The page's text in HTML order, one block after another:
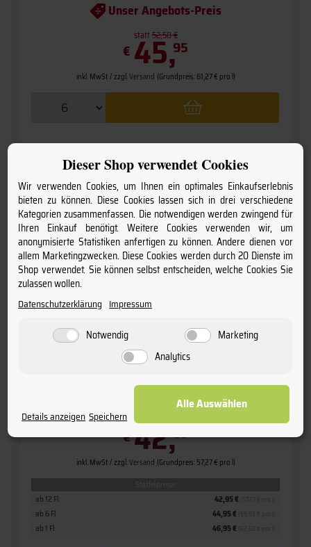
Unser Angebots-Preis
statt52,50 €
€ 45,95
inkl. MwSt. / zzgl.Versand (Grundpreis: 61,27 € pro l)
2016 Château Bouscaut
» Pessac-Léognan «
€42,95
inkl. MwSt. / zzgl.Versand (Grundpreis: 57,27 € pro l)
ab 1 Fl. 46,95 €
ab 6 Fl. 44,95 €
ab 12 Fl. 42,95 €
Dieser Shop verwendet Cookies
Wir verwenden Cookies, um Ihnen ein optimales Einkaufserlebnis
bieten zu können. Diese Cookies lassen sich in drei verschiedene
Kategorien zusammenfassen. Die notwendigen werden zwingend für
Ihren Einkauf benötigt. Weitere Cookies verwenden wir, um
anonymisierte Statistiken anfertigen zu können. Andere dienen vor
allem Marketingzwecken. Diese Cookies werden durch 20 Dienste im
Shop verwendet. Sie können selbst entscheiden, welche Cookies Sie
zulassen wollen.
Datenschutzerklärung Impressum
Notwendig
Marketing
Analytics
Details anzeigen Speichern
Alle Auswählen